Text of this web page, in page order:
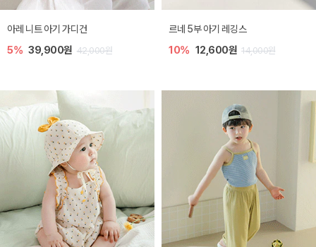
아레 니트 아기 가디건
5% 39,900원 42,000원
르네 5부 아기 레깅스
10% 12,600원 14,000원